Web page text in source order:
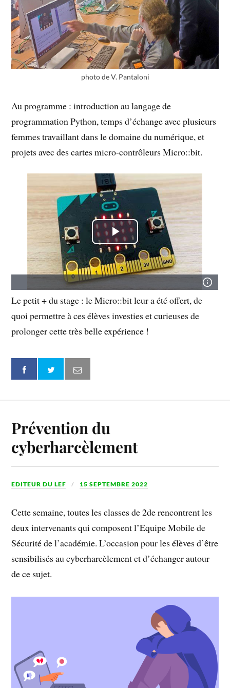
photo de V. Pantaloni
Au programme : introduction au langage de
programmation Python, temps d’échange avec plusieurs
femmes travaillant dans le domaine du numérique, et
projets avec des cartes micro-contrôleurs Micro::bit.
Le petit + du stage : le Micro::bit leur a été offert, de
quoi permettre à ces élèves investies et curieuses de
prolonger cette très belle expérience !
Prévention du
cyberharcèlement
EDITEUR DU LEF 15 SEPTEMBRE 2022
Cette semaine, toutes les classes de 2de rencontrent les
deux intervenants qui composent l’Equipe Mobile de
Sécurité de l’académie. L’occasion pour les élèves d’être
sensibilisés au cyberharcèlement et d’échanger autour
de ce sujet.